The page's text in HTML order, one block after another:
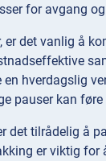
for avgang
er det vanlig å
en hverdagslig
pauser kan
det tilrådelig å
er viktig for